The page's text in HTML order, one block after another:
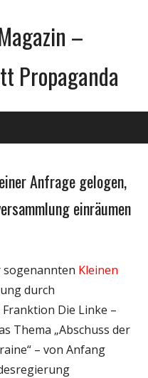
–
Propaganda
Anfrage gelogen,
einräumen
sogenannten Kleinen
durch
Die Linke –
Thema „Abschuss der
– von Anfang